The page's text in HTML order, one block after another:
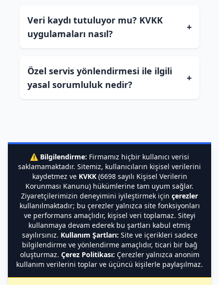
Veri kaydı tutuluyor mu? KVKK
uygulamaları nasıl?
+
Özel servis yönlendirmesi ile ilgili
yasal sorumluluk nedir?
+
⚠️ Bilgilendirme: Firmamız hiçbir kullanıcı verisi
saklamamaktadır. Sitemiz, kullanıcıların kişisel verilerini
kaydetmez ve KVKK(6698 sayılı Kişisel Verilerin
Korunması Kanunu) hükümlerine tam uyum sağlar.
Ziyaretçilerimizin deneyimini iyileştirmek için çerezler
kullanılmaktadır; bu çerezler yalnızca site fonksiyonları
ve performans amaçlıdır, kişisel veri toplamaz. Siteyi
kullanmaya devam ederek bu şartları kabul etmiş
sayılırsınız. Kullanım Şartları: Site ve içerikleri sadece
bilgilendirme ve yönlendirme amaçlıdır, ticari bir bağ
oluşturmaz. Çerez Politikası: Çerezler yalnızca anonim
kullanım verilerini toplar ve üçüncü kişilerle paylaşılmaz.